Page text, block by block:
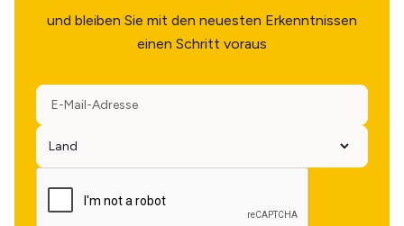
und bleiben Sie mit den neuesten Erkenntnissen
einen Schritt voraus